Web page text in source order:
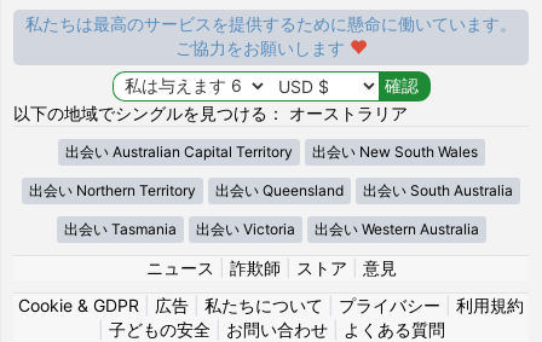
私たちは最高のサービスを提供するために懸命に働いています。
ご協力をお願いします
以下の地域でシングルを見つける： オーストラリア
出会い Australian Capital Territory 出会い New South Wales
出会い Northern Territory 出会い Queensland 出会い South Australia
出会い Tasmania 出会い Victoria 出会い Western Australia
ニュース 詐欺師 ストア
意見
Cookie & GDPR
広告 私たちについて プライバシー
利用規約
子どもの安全| お問い合わせ| よくある質問